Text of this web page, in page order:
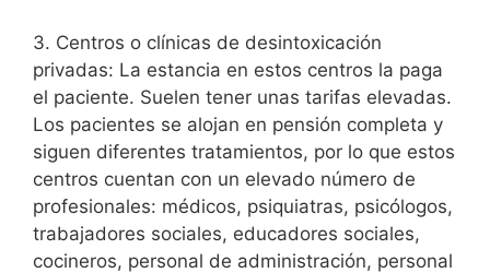
3. Centros o clínicas de desintoxicación
privadas: La estancia en estos centros la paga
el paciente. Suelen tener unas tarifas elevadas.
Los pacientes se alojan en pensión completa y
siguen diferentes tratamientos, por lo que estos
centros cuentan con un elevado número de
profesionales: médicos, psiquiatras, psicólogos,
trabajadores sociales, educadores sociales,
cocineros, personal de administración, personal